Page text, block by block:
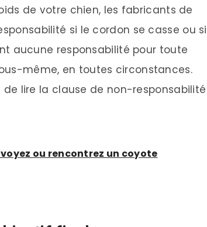
de votre chien, les fabricants de
si le cordon se casse ou si
aucune responsabilité pour toute
même, en toutes circonstances.
lire la clause de non-responsabilité
ou rencontrez un coyote